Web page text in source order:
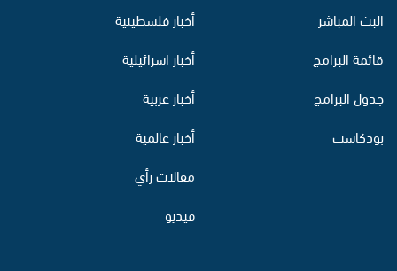
البث المباشر
قائمة البرامج
جدول البرامج
بودكاست
أخبار فلسطينية
أخبار اسرائيلية
أخبار عربية
أخبار عالمية
مقالات رأي
فيديو